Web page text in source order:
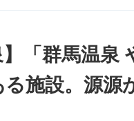
】「群馬温泉
施設。源源